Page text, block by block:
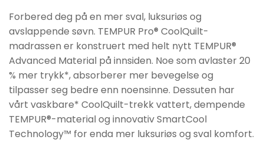
kr38990.kr31190.
Forbered deg på en mer sval, luksuriøs og
avslappende søvn. TEMPUR Pro® CoolQuilt-
madrassen er konstruert med helt nytt TEMPUR®
Advanced Material på innsiden. Noe som avlaster 20
% mer trykk*, absorberer mer bevegelse og
tilpasser seg bedre enn noensinne. Dessuten har
vårt vaskbare* CoolQuilt-trekk vattert, dempende
TEMPUR®-material og innovativ SmartCool
Technology™️ for enda mer luksuriøs og sval komfort.